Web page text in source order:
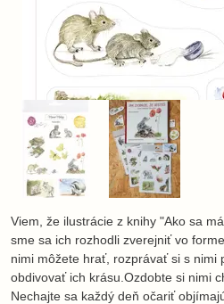
Viem, že ilustrácie z knihy "Ako sa
sme sa ich rozhodli zverejniť vo
nimi môžete hrať, rozprávať si s nimi
obdivovať ich krásu.Ozdobte si nimi
Nechajte sa každý deň očariť